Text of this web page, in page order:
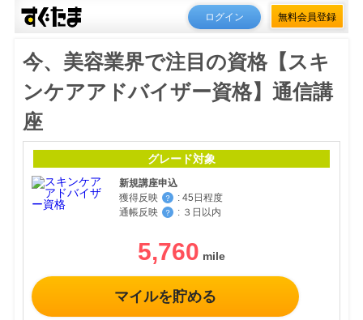
ログイン 無料会員登録
今、美容業界で注目の資格【スキ
ンケアアドバイザー資格】通信講
座
グレード対象
新規講座申込
獲得反映
？ : 45日程度
通帳反映
？ : ３日以内
5,760
マイルを貯める